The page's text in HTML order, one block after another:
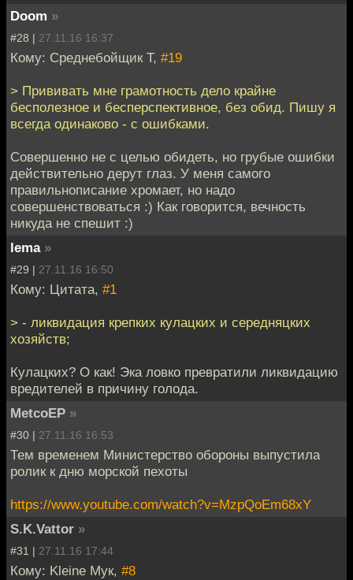
Doom »
#28 | 27.11.16 16:37
Кому: Среднебойщик Т, #19
> Прививать мне грамотность дело крайне
бесполезное и бесперспективное, без обид. Пишу я
всегда одинаково - с ошибками.
Совершенно не с целью обидеть, но грубые ошибки
действительно дерут глаз. У меня самого
правильнописание хромает, но надо
совершенствоваться :) Как говорится, вечность
никуда не спешит :)
lema »
#29 | 27.11.16 16:50
Кому: Цитата, #1
> - ликвидация крепких кулацких и середняцких
хозяйств;
Кулацких? О как! Эка ловко превратили ликвидацию
вредителей в причину голода.
MetcoEP »
#30 | 27.11.16 16:53
Тем временем Министерство обороны выпустила
ролик к дню морской пехоты
https://www.youtube.com/watch?v=MzpQoEm68xY
S.K.Vattor »
#31 | 27.11.16 17:44
Кому: Kleine Мук, #8